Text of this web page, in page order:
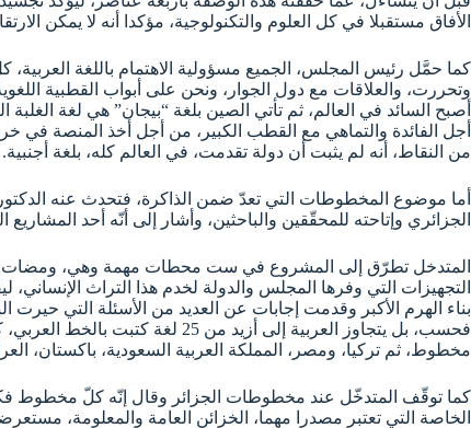
الأفاق مستقبلا في كل العلوم والتكنولوجية، مؤكدا أنه لا يمكن
كما حمَّل رئيس المجلس، الجميع مسؤولية الاهتمام باللغة
وتحررت، والعلاقات مع دول الجوار، ونحن على أبواب القطبية
أصبح السائد في العالم، ثم تأتي الصين بلغة “بيجان” هي لغة
أجل الفائدة والتماهي مع القطب الكبير، من أجل أخذ المنصة في
من النقاط، أنه لم يثبت أن دولة تقدمت، في العالم كله، بلغة أجنبية.
أما موضوع المخطوطات التي تعدّ ضمن الذاكرة، فتحدث عنه
الجزائري وإتاحته للمحقّقين والباحثين، وأشار إلى أنّه أحد
المتدخل تطرّق إلى المشروع في ست محطات مهمة وهي، ومضات
التجهيزات التي وفرها المجلس والدولة لخدم هذا التراث
بناء الهرم الأكبر وقدمت إجابات عن العديد من الأسئلة التي
مخطوط، ثم تركيا، ومصر، المملكة العربية السعودية، باكستان، العراق، الهند، والجزائر التي بها أكثر من 100 ألف
كما توقّف المتدخّل عند مخطوطات الجزائر وقال إنّه كلّ مخطوط
الخاصة التي تعتبر مصدرا مهما، الخزائن العامة والمعلومة،